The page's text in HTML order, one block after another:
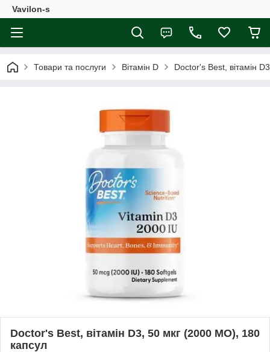
Vavilon-s
Товари та послуги Вітамін D Doctor's Best, вітамін
Doctor's Best, вітамін D3, 50 мкг (2000 МО), 180
капсул